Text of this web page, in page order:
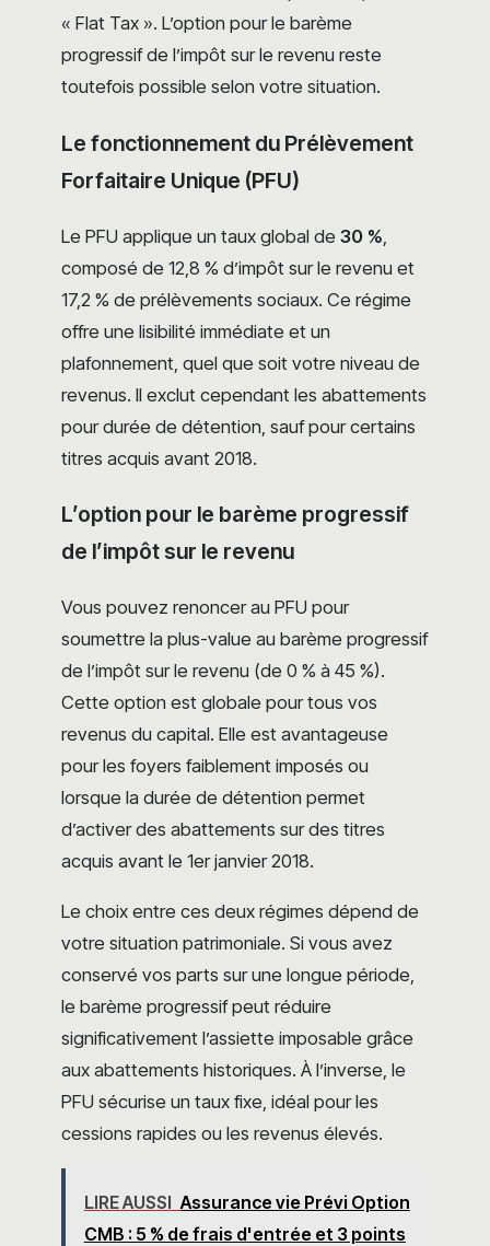
« Flat Tax ». L’option pour le barème
progressif de l’impôt sur le revenu reste
toutefois possible selon votre situation.
Le fonctionnement du Prélèvement
Forfaitaire Unique (PFU)
Le PFU applique un taux global de 30 %
composé de 12,8 % d’impôt sur le revenu et
17,2 % de prélèvements sociaux. Ce régime
offre une lisibilité immédiate et un
plafonnement, quel que soit votre niveau de
revenus. Il exclut cependant les abattements
pour durée de détention, sauf pour certains
titres acquis avant 2018.
L’option pour le barème progressif
de l’impôt sur le revenu
Vous pouvez renoncer au PFU pour
soumettre la plus-value au barème progressif
de l’impôt sur le revenu (de 0 % à 45 %).
Cette option est globale pour tous vos
revenus du capital. Elle est avantageuse
pour les foyers faiblement imposés ou
lorsque la durée de détention permet
d’activer des abattements sur des titres
acquis avant le 1er janvier 2018.
Le choix entre ces deux régimes dépend de
votre situation patrimoniale. Si vous avez
conservé vos parts sur une longue période,
le barème progressif peut réduire
significativement l’assiette imposable grâce
aux abattements historiques. À l’inverse, le
PFU sécurise un taux fixe, idéal pour les
cessions rapides ou les revenus élevés.
LIRE AUSSI Assurance vie Prévi Option
CMB : 5 % de frais d'entrée et 3 points